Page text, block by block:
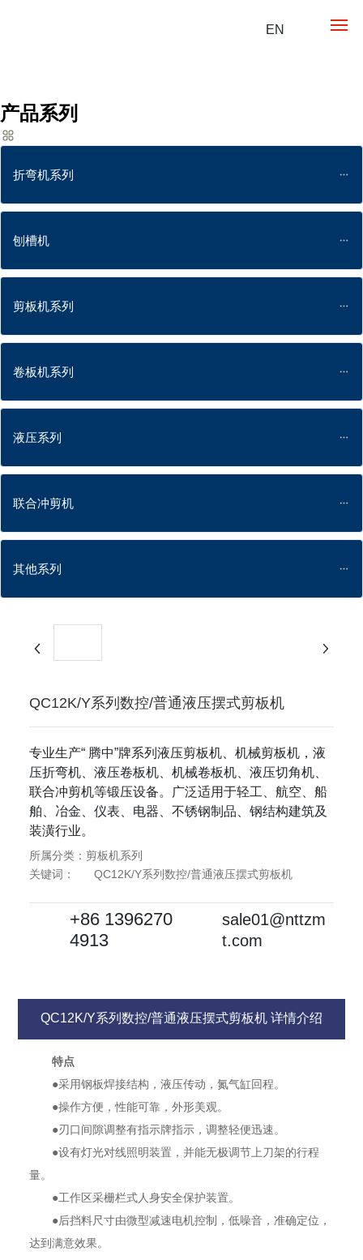
EN
产品系列
折弯机系列
刨槽机
剪板机系列
卷板机系列
液压系列
联合冲剪机
其他系列
QC12K/Y系列数控/普通液压摆式剪板机
专业生产“ 腾中”牌系列液压剪板机、机械剪板机，液
压折弯机、液压卷板机、机械卷板机、液压切角机、
联合冲剪机等锻压设备。广泛适用于轻工、航空、船
舶、冶金、仪表、电器、不锈钢制品、钢结构建筑及
装潢行业。
所属分类：剪板机系列
关键词：
QC12K/Y系列数控/普通液压摆式剪板机
+86 1396270
4913
sale01@nttzm
t.com
QC12K/Y系列数控/普通液压摆式剪板机 详情介绍
特点
●采用钢板焊接结构，液压传动，氮气缸回程。
●操作方便，性能可靠，外形美观。
●刃口间隙调整有指示牌指示，调整轻便迅速。
●设有灯光对线照明装置，并能无极调节上刀架的行程
量。
●工作区采栅栏式人身安全保护装置。
●后挡料尺寸由微型减速电机控制，低噪音，准确定位，
达到满意效果。